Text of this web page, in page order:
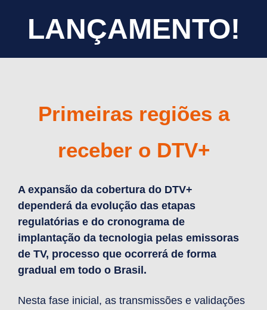
LANÇAMENTO!
Primeiras regiões a
receber o DTV+
A expansão da cobertura do DTV+
dependerá da evolução das etapas
regulatórias e do cronograma de
implantação da tecnologia pelas emissoras
de TV, processo que ocorrerá de forma
gradual em todo o Brasil.
Nesta fase inicial, as transmissões e validações